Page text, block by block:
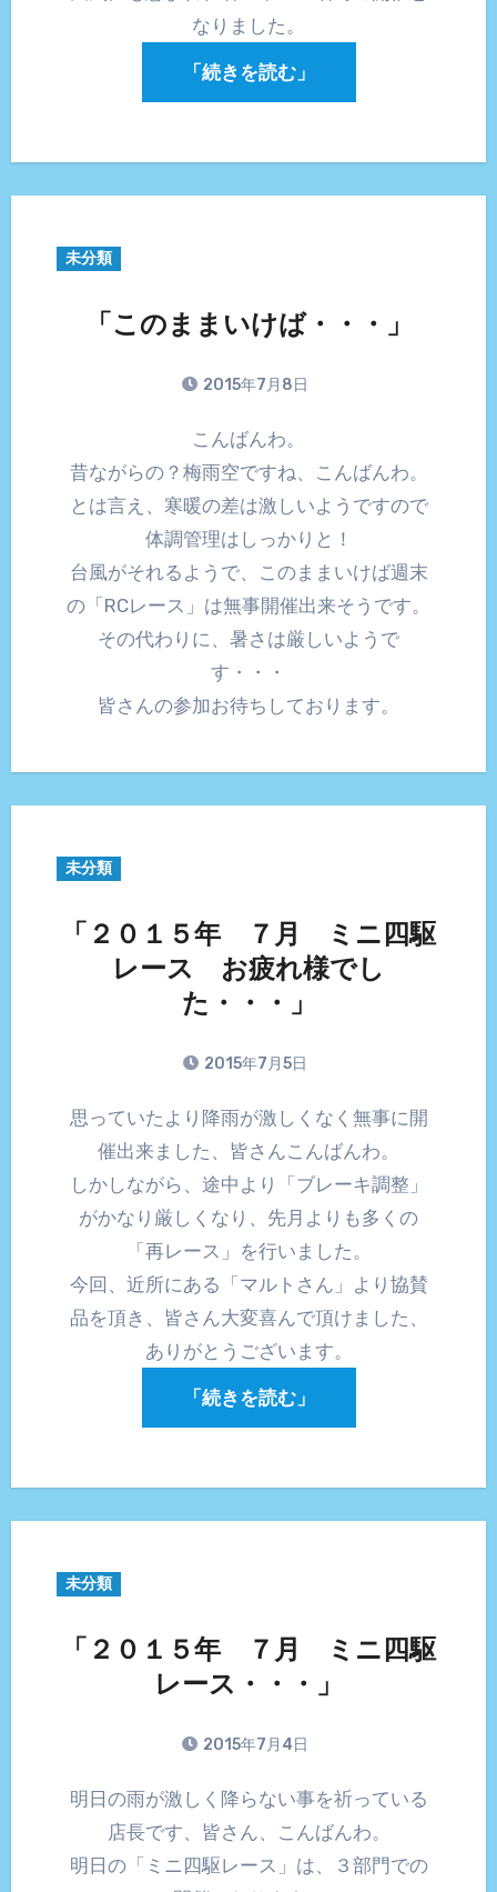
なりました。
「続きを読む」
未分類
「このままいけば・・・」
2015年7月8日
こんばんわ。
昔ながらの？梅雨空ですね、こんばんわ。
とは言え、寒暖の差は激しいようですので
体調管理はしっかりと！
台風がそれるようで、このままいけば週末
の「RCレース」は無事開催出来そうです。
その代わりに、暑さは厳しいようで
す・・・
皆さんの参加お待ちしております。
未分類
「２０１５年 ７月 ミニ四駆
レース お疲れ様でし
た・・・」
2015年7月5日
思っていたより降雨が激しくなく無事に開
催出来ました、皆さんこんばんわ。
しかしながら、途中より「ブレーキ調整」
がかなり厳しくなり、先月よりも多くの
「再レース」を行いました。
今回、近所にある「マルトさん」より協賛
品を頂き、皆さん大変喜んで頂けました、
ありがとうございます。
「続きを読む」
未分類
「２０１５年 ７月 ミニ四駆
レース・・・」
2015年7月4日
明日の雨が激しく降らない事を祈っている
店長です、皆さん、こんばんわ。
明日の「ミニ四駆レース」は、３部門での